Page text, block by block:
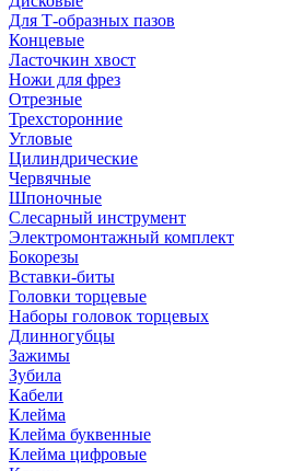
Для Т-образных пазов
Концевые
Ласточкин хвост
Ножи для фрез
Отрезные
Трехсторонние
Угловые
Цилиндрические
Червячные
Шпоночные
Слесарный инструмент
Электромонтажный комплект
Бокорезы
Вставки-биты
Головки торцевые
Наборы головок торцевых
Длинногубцы
Зажимы
Зубила
Кабели
Клейма
Клейма буквенные
Клейма цифровые